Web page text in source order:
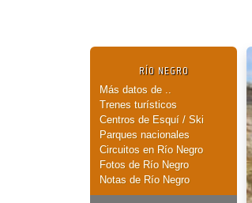
RÍO NEGRO
Más datos de ..
Trenes turísticos
Centros de Esquí / Ski
Parques nacionales
Circuitos en Río Negro
Fotos de Río Negro
Notas de Río Negro